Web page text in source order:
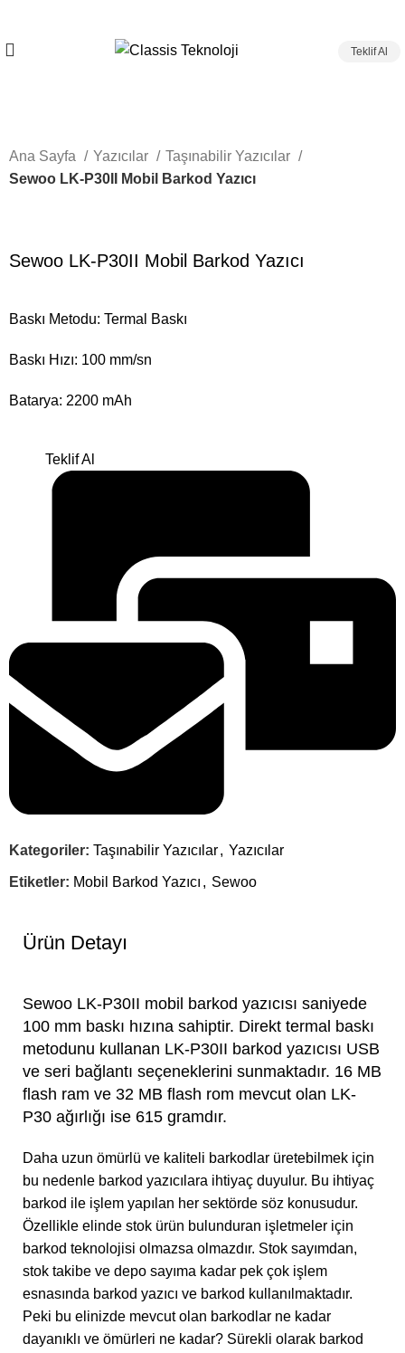
Teklif Al
Ana Sayfa Yazıcılar
Taşınabilir Yazıcılar
Sewoo LK-P30II Mobil Barkod Yazıcı
Sewoo LK-P30II Mobil Barkod Yazıcı
Baskı Metodu: Termal Baskı
Baskı Hızı: 100 mm/sn
Batarya: 2200 mAh
Teklif Al
Kategoriler: Taşınabilir Yazıcılar, Yazıcılar
Etiketler: Mobil Barkod Yazıcı , Sewoo
Ürün Detayı
Sewoo LK-P30II mobil barkod yazıcısı saniyede
100 mm baskı hızına sahiptir. Direkt termal baskı
metodunu kullanan LK-P30II barkod yazıcısı USB
ve seri bağlantı seçeneklerini sunmaktadır. 16 MB
flash ram ve 32 MB flash rom mevcut olan LK-
P30 ağırlığı ise 615 gramdır.
Daha uzun ömürlü ve kaliteli barkodlar üretebilmek için
bu nedenle barkod yazıcılara ihtiyaç duyulur. Bu ihtiyaç
barkod ile işlem yapılan her sektörde söz konusudur.
Özellikle elinde stok ürün bulunduran işletmeler için
barkod teknolojisi olmazsa olmazdır. Stok sayımdan,
stok takibe ve depo sayıma kadar pek çok işlem
esnasında barkod yazıcı ve barkod kullanılmaktadır.
Peki bu elinizde mevcut olan barkodlar ne kadar
dayanıklı ve ömürleri ne kadar? Sürekli olarak barkod